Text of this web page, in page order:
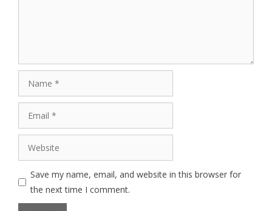
Website
Save my name, email, and website in this browser for
the next time I comment.